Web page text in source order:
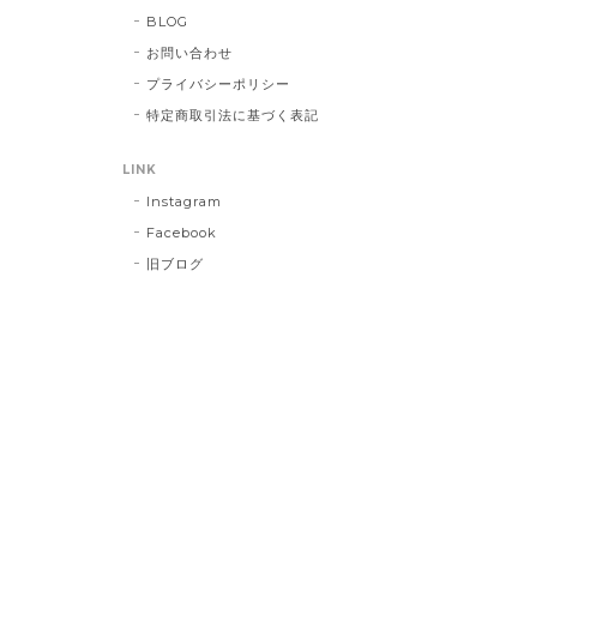
BLOG
お問い合わせ
プライバシーポリシー
特定商取引法に基づく表記
LINK
Instagram
Facebook
旧ブログ